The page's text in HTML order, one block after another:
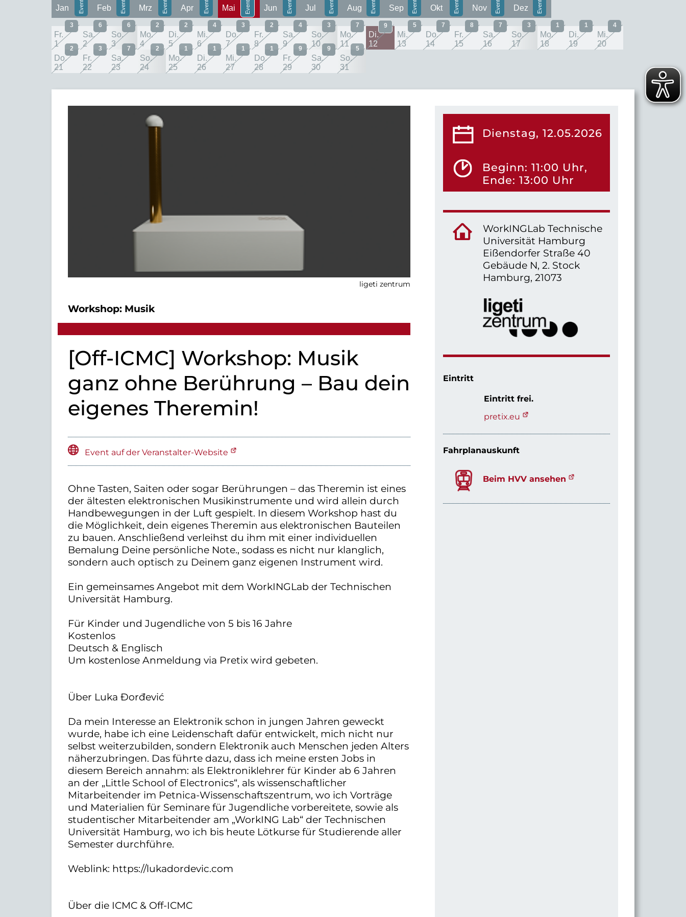
Jan Feb Mrz Apr Mai Jun Jul Aug Sep Okt Nov Dez
Fr.
1
3
Sa.
2
6
So.
3
6
Mo.
4
2
Di.
5
2
Mi.
6
4
Do.
7
3
Fr.
8
2
Sa.
9
4
So.
10
3
Mo.
11
7
Di.
12
9
Mi.
13
5
Do.
14
7
Fr.
15
8
Sa.
16
7
So.
17
3
Mo.
18
1
Di.
19
1
Mi.
20
4
Do.
21
2
Fr.
22
3
Sa.
23
7
So.
24
2
Mo.
25
1
Di.
26
1
Mi.
27
1
Do.
28
1
Fr.
29
9
Sa.
30
9
So.
31
5
ligeti zentrum
Workshop:Musik
[Off-ICMC] Workshop: Musik
ganz ohne Berührung – Bau dein
eigenes Theremin!
Event auf der Veranstalter-Website
Ohne Tasten, Saiten oder sogar Berührungen – das Theremin ist eines
der ältesten elektronischen Musikinstrumente und wird allein durch
Handbewegungen in der Luft gespielt. In diesem Workshop hast du
die Möglichkeit, dein eigenes Theremin aus elektronischen Bauteilen
zu bauen. Anschließend verleihst du ihm mit einer individuellen
Bemalung Deine persönliche Note., sodass es nicht nur klanglich,
sondern auch optisch zu Deinem ganz eigenen Instrument wird.
Ein gemeinsames Angebot mit dem WorkINGLab der Technischen
Universität Hamburg.
Für Kinder und Jugendliche von 5 bis 16 Jahre
Kostenlos
Deutsch & Englisch
Um kostenlose Anmeldung via Pretix wird gebeten.
Über Luka Đorđević
Da mein Interesse an Elektronik schon in jungen Jahren geweckt
wurde, habe ich eine Leidenschaft dafür entwickelt, mich nicht nur
selbst weiterzubilden, sondern Elektronik auch Menschen jeden Alters
näherzubringen. Das führte dazu, dass ich meine ersten Jobs in
diesem Bereich annahm: als Elektroniklehrer für Kinder ab 6 Jahren
an der „Little School of Electronics“, als wissenschaftlicher
Mitarbeitender im Petnica-Wissenschaftszentrum, wo ich Vorträge
und Materialien für Seminare für Jugendliche vorbereitete, sowie als
studentischer Mitarbeitender am „WorkING Lab“ der Technischen
Universität Hamburg, wo ich bis heute Lötkurse für Studierende aller
Semester durchführe.
Weblink: https://lukadordevic.com
Über die ICMC & Off-ICMC
Dienstag, 12.05.2026
Beginn: 11:00 Uhr,
Ende: 13:00 Uhr
WorkINGLab Technische
Universität Hamburg
Eißendorfer Straße 40
Gebäude N, 2. Stock
Hamburg, 21073
Eintritt
Eintritt frei.
pretix.eu
Fahrplanauskunft
Beim HVV ansehen